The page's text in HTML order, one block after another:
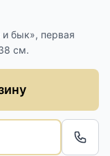
и бык», первая
см.